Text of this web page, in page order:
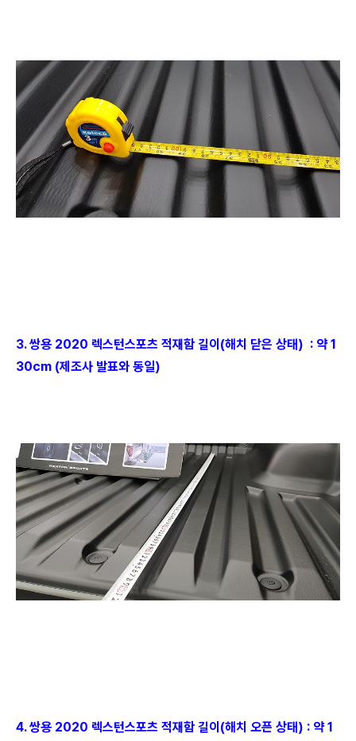
3. 쌍용 2020 렉스턴스포츠 적재함 길이(해치 닫은 상태) : 약 1
30cm (제조사 발표와 동일)
4. 쌍용 2020 렉스턴스포츠 적재함 길이(해치 오픈 상태) : 약 1